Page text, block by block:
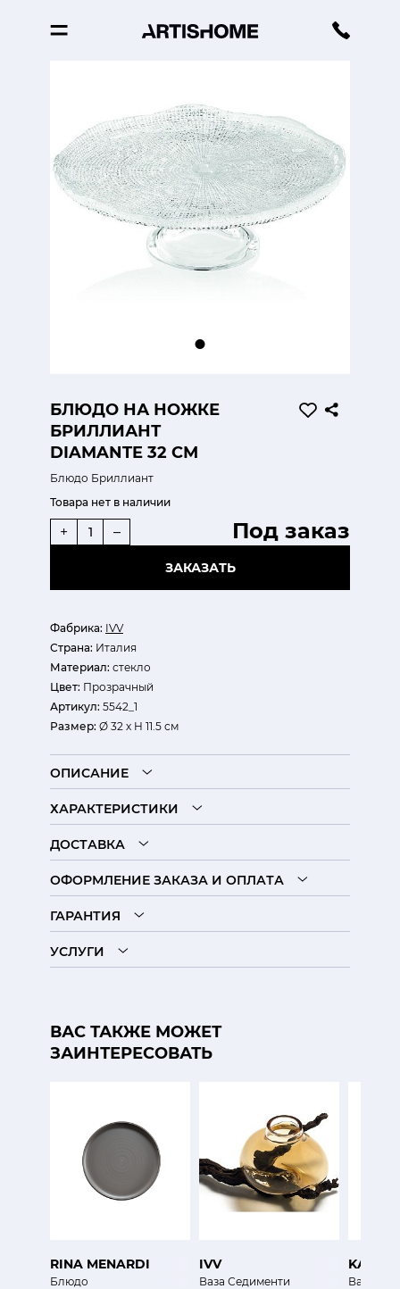
БЛЮДО НА НОЖКЕ
БРИЛЛИАНТ
DIAMANTE 32 СМ
Блюдо Бриллиант
Фабрика: IVV
Страна: Италия
Материал: стекло
Цвет: Прозрачный
Артикул: 5542_1
Размер: Ø 32 х H 11.5 см
Товара нет в наличии
Под заказ
+ –
ЗАКАЗАТЬ
ОПИСАНИЕ
ХАРАКТЕРИСТИКИ
ДОСТАВКА
ОФОРМЛЕНИЕ ЗАКАЗА И ОПЛАТА
ГАРАНТИЯ
УСЛУГИ
ВАС ТАКЖЕ МОЖЕТ
ЗАИНТЕРЕСОВАТЬ
RINA MENARDI
Блюдо
IVV
Ваза Седименти Ваза Я